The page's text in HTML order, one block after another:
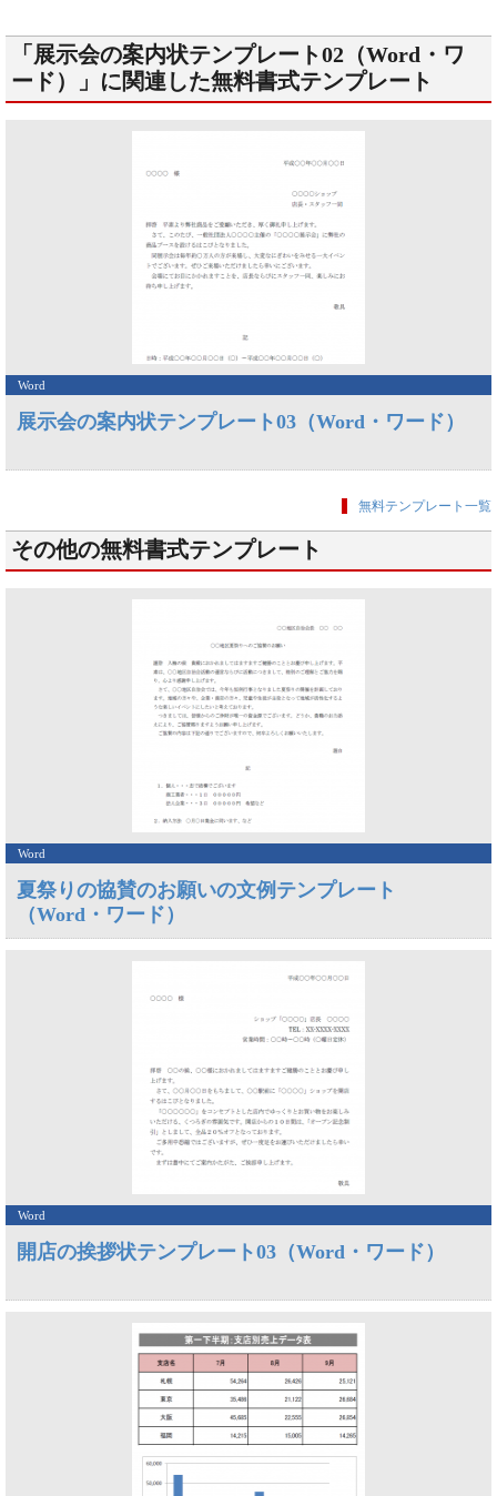
「展示会の案内状テンプレート02（Word・ワ
ード）」に関連した無料書式テンプレート
Word
展示会の案内状テンプレート03（Word・ワード）
無料テンプレート一覧
その他の無料書式テンプレート
Word
夏祭りの協賛のお願いの文例テンプレート
（Word・ワード）
Word
開店の挨拶状テンプレート03（Word・ワード）